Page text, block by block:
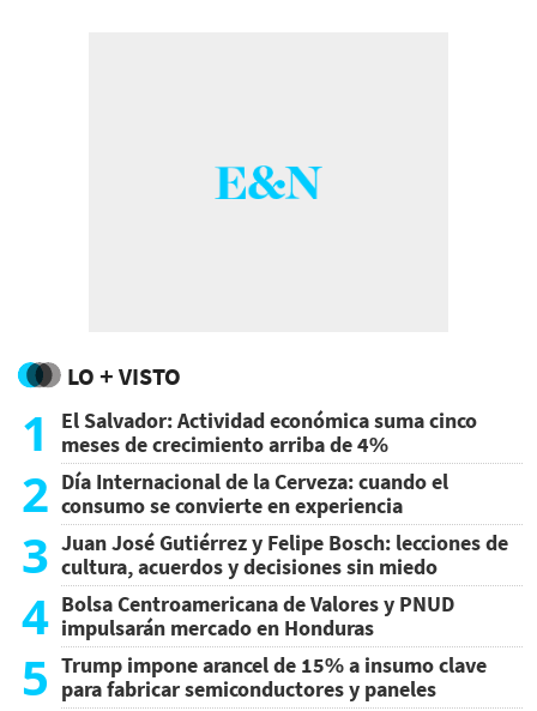
LO + VISTO
1
El Salvador: Actividad económica suma cinco
meses de crecimiento arriba de 4%
2 Día Internacional de la Cerveza: cuando el
consumo se convierte en experiencia
3 Juan José Gutiérrez y Felipe Bosch: lecciones de
cultura, acuerdos y decisiones sin miedo
4 Bolsa Centroamericana de Valores y PNUD
impulsarán mercado en Honduras
5 Trump impone arancel de 15% a insumo clave
para fabricar semiconductores y paneles